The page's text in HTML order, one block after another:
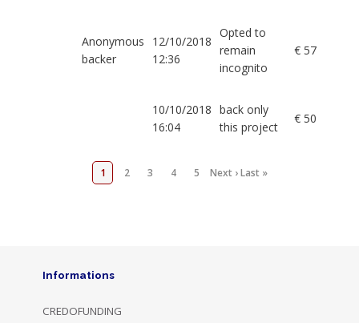
Anonymous
backer
12/10/2018
12:36
Opted to
remain
incognito
€ 57
10/10/2018
16:04
back only
this project
€ 50
1 2 3 4 5 Next › Last »
Informations
CREDOFUNDING